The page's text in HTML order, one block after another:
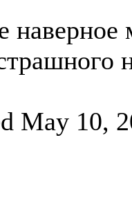
наверное
May 10,